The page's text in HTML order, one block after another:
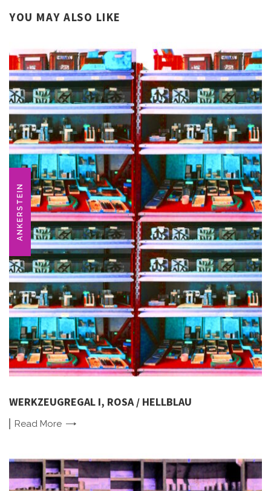
YOU MAY ALSO LIKE
ANKERSTEIN
WERKZEUGREGAL I, ROSA / HELLBLAU
Read More